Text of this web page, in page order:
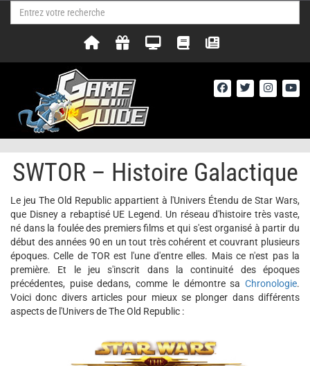
SWTOR – Histoire Galactique
Le jeu The Old Republic appartient à l'Univers Étendu de Star Wars,
que Disney a rebaptisé UE Legend. Un réseau d'histoire très vaste,
né dans la foulée des premiers films et qui s'est organisé à partir du
début des années 90 en un tout très cohérent et couvrant plusieurs
époques. Celle de TOR est l'une d'entre elles. Mais ce n'est pas la
première. Et le jeu s'inscrit dans la continuité des époques
précédentes, puise dedans, comme le démontre sa Chronologie.
Voici donc divers articles pour mieux se plonger dans différents
aspects de l'Univers de The Old Republic :